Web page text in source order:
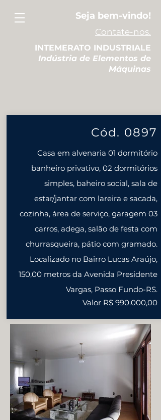
Seja bem-vindo!
Contate-nos.
INTEMERATO INDUSTRIALE
Indústria de Elementos de
Máquinas
Cód. 0897
Casa em alvenaria 01 dormitório
banheiro privativo, 02 dormitórios
simples, baheiro social, sala de
estar/jantar com lareira e sacada,
cozinha, área de serviço, garagem 03
carros, adega, salão de festa com
churrasqueira, pátio com gramado.
Localizado no Bairro Lucas Araújo,
150,00 metros da Avenida Presidente
Vargas, Passo Fundo-RS.
Valor R$ 990.000,00